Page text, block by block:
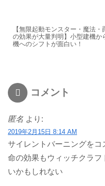
【無限起動モンスター・魔法・
の効果が大量判明】小型建機か
機へのシフトが面白い！
コメント
匿名 より:
2019年2月15日 8:14 AM
サイレントバーニングを
命の効果もウィッチクラ
いかもしれない